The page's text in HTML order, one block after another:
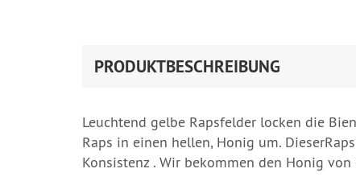
PRODUKTBESCHREIBUNG
Leuchtend gelbe Rapsfelder locken die
Raps in einen hellen, Honig um.
Konsistenz . Wir bekommen den Honig